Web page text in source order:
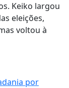
Keiko largou
eleições,
voltou à
por